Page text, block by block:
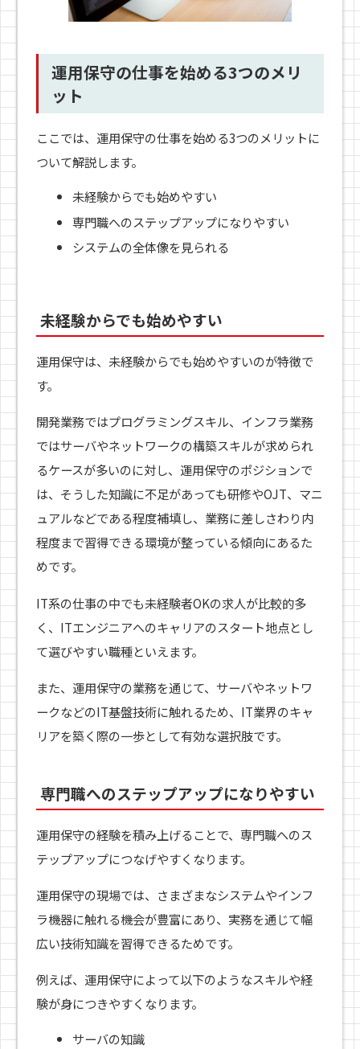
運用保守の仕事を始める3つのメリ
ット
ここでは、運用保守の仕事を始める3つのメリットに
ついて解説します。
未経験からでも始めやすい
専門職へのステップアップになりやすい
システムの全体像を見られる
未経験からでも始めやすい
運用保守は、未経験からでも始めやすいのが特徴で
す。
開発業務ではプログラミングスキル、インフラ業務
ではサーバやネットワークの構築スキルが求められ
るケースが多いのに対し、運用保守のポジションで
は、そうした知識に不足があっても研修やOJT、マニ
ュアルなどである程度補填し、業務に差しさわり内
程度まで習得できる環境が整っている傾向にあるた
めです。
IT系の仕事の中でも未経験者OKの求人が比較的多
く、ITエンジニアへのキャリアのスタート地点とし
て選びやすい職種といえます。
また、運用保守の業務を通じて、サーバやネットワ
ークなどのIT基盤技術に触れるため、IT業界のキャ
リアを築く際の一歩として有効な選択肢です。
専門職へのステップアップになりやすい
運用保守の経験を積み上げることで、専門職へのス
テップアップにつなげやすくなります。
運用保守の現場では、さまざまなシステムやインフ
ラ機器に触れる機会が豊富にあり、実務を通じて幅
広い技術知識を習得できるためです。
例えば、運用保守によって以下のようなスキルや経
験が身につきやすくなります。
サーバの知識